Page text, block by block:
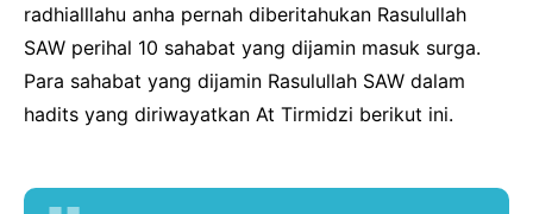
radhialllahu anha pernah diberitahukan Rasulullah
SAW perihal 10 sahabat yang dijamin masuk surga.
Para sahabat yang dijamin Rasulullah SAW dalam
hadits yang diriwayatkan At Tirmidzi berikut ini.